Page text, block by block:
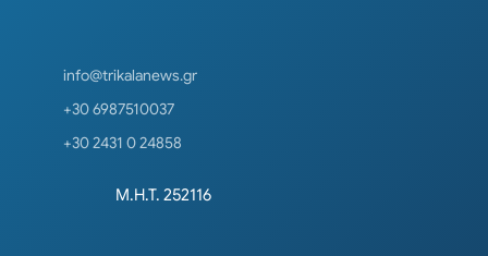
info@trikalanews.gr
+30 6987510037
+30 2431 0 24858
Μ.Η.Τ. 252116